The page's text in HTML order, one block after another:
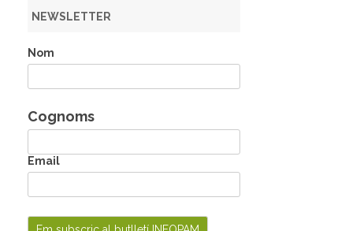
hNEWSLETTER
Nom
Cognoms
Email